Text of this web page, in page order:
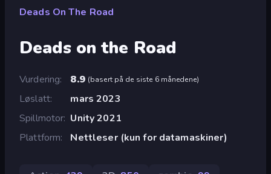
Deads On The Road
Deads on the Road
Vurdering 8.9 (basert på de siste 6 månedene)
Løslatt
mars 2023
Spillmotor Unity 2021
Plattform
Nettleser (kun for datamaskiner)